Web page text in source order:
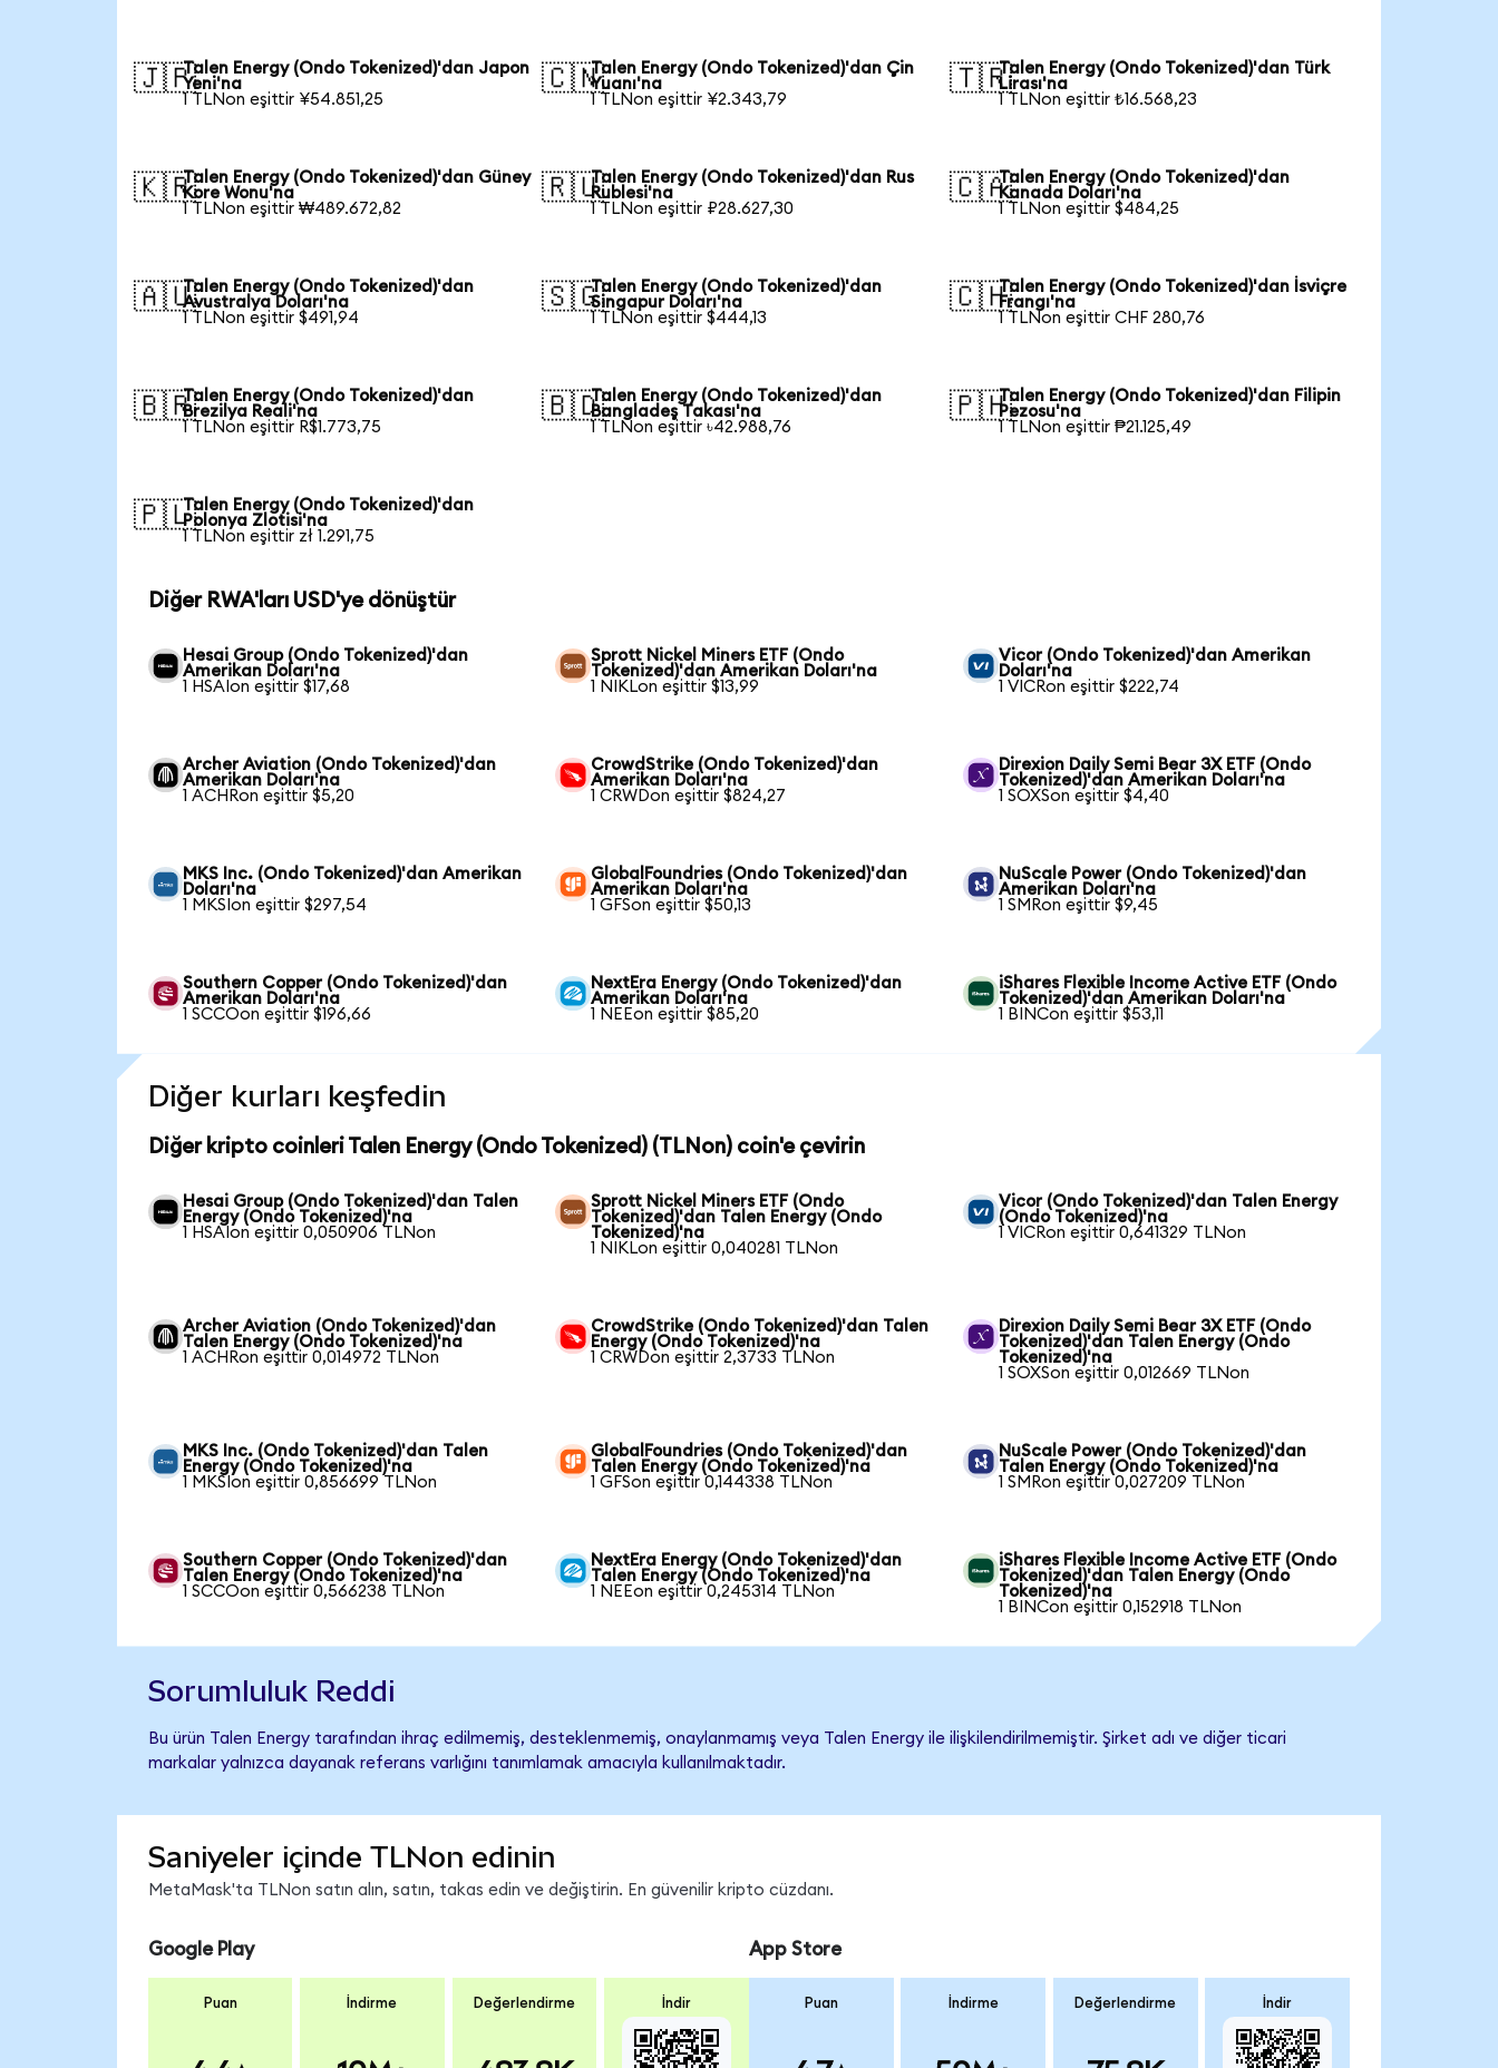
🇯🇵Talen Energy (Ondo Tokenized)'dan Japon
Yeni'na
1 TLNon eşittir ¥54.851,25
🇨🇳Talen Energy (Ondo Tokenized)'dan Çin
Yuanı'na
1 TLNon eşittir ¥2.343,79
🇹🇷Talen Energy (Ondo Tokenized)'dan Türk
Lirası'na
1 TLNon eşittir ₺16.568,23
🇰🇷Talen Energy (Ondo Tokenized)'dan Güney
Kore Wonu'na
1 TLNon eşittir ₩489.672,82
🇷🇺Talen Energy (Ondo Tokenized)'dan Rus
Rublesi'na
1 TLNon eşittir ₽28.627,30
🇨🇦Talen Energy (Ondo Tokenized)'dan
Kanada Doları'na
1 TLNon eşittir $484,25
🇦🇺Talen Energy (Ondo Tokenized)'dan
Avustralya Doları'na
1 TLNon eşittir $491,94
🇸🇬Talen Energy (Ondo Tokenized)'dan
Singapur Doları'na
1 TLNon eşittir $444,13
🇨🇭Talen Energy (Ondo Tokenized)'dan İsviçre
Frangı'na
1 TLNon eşittir CHF 280,76
🇧🇷Talen Energy (Ondo Tokenized)'dan
Brezilya Reali'na
1 TLNon eşittir R$1.773,75
🇧🇩Talen Energy (Ondo Tokenized)'dan
Bangladeş Takası'na
1 TLNon eşittir ৳42.988,76
🇵🇭Talen Energy (Ondo Tokenized)'dan Filipin
Pezosu'na
1 TLNon eşittir ₱21.125,49
🇵🇱Talen Energy (Ondo Tokenized)'dan
Polonya Zlotisi'na
1 TLNon eşittir zł 1.291,75
Diğer RWA'ları USD'ye dönüştür
Hesai Group (Ondo Tokenized)'dan
Amerikan Doları'na
1 HSAIon eşittir $17,68
Sprott Nickel Miners ETF (Ondo
Tokenized)'dan Amerikan Doları'na
1 NIKLon eşittir $13,99
Vicor (Ondo Tokenized)'dan Amerikan
Doları'na
1 VICRon eşittir $222,74
Archer Aviation (Ondo Tokenized)'dan
Amerikan Doları'na
1 ACHRon eşittir $5,20
CrowdStrike (Ondo Tokenized)'dan
Amerikan Doları'na
1 CRWDon eşittir $824,27
Direxion Daily Semi Bear 3X ETF (Ondo
Tokenized)'dan Amerikan Doları'na
1 SOXSon eşittir $4,40
MKS Inc. (Ondo Tokenized)'dan Amerikan
Doları'na
1 MKSIon eşittir $297,54
GlobalFoundries (Ondo Tokenized)'dan
Amerikan Doları'na
1 GFSon eşittir $50,13
NuScale Power (Ondo Tokenized)'dan
Amerikan Doları'na
1 SMRon eşittir $9,45
Southern Copper (Ondo Tokenized)'dan
Amerikan Doları'na
1 SCCOon eşittir $196,66
NextEra Energy (Ondo Tokenized)'dan
Amerikan Doları'na
1 NEEon eşittir $85,20
iShares Flexible Income Active ETF (Ondo
Tokenized)'dan Amerikan Doları'na
1 BINCon eşittir $53,11
Diğer kurları keşfedin
Diğer kripto coinleri Talen Energy (Ondo Tokenized) (TLNon) coin'e çevirin
Hesai Group (Ondo Tokenized)'dan Talen
Energy (Ondo Tokenized)'na
1 HSAIon eşittir 0,050906 TLNon
Sprott Nickel Miners ETF (Ondo
Tokenized)'dan Talen Energy (Ondo
Tokenized)'na
1 NIKLon eşittir 0,040281 TLNon
Vicor (Ondo Tokenized)'dan Talen Energy
(Ondo Tokenized)'na
1 VICRon eşittir 0,641329 TLNon
Archer Aviation (Ondo Tokenized)'dan
Talen Energy (Ondo Tokenized)'na
1 ACHRon eşittir 0,014972 TLNon
CrowdStrike (Ondo Tokenized)'dan Talen
Energy (Ondo Tokenized)'na
1 CRWDon eşittir 2,3733 TLNon
Direxion Daily Semi Bear 3X ETF (Ondo
Tokenized)'dan Talen Energy (Ondo
Tokenized)'na
1 SOXSon eşittir 0,012669 TLNon
MKS Inc. (Ondo Tokenized)'dan Talen
Energy (Ondo Tokenized)'na
1 MKSIon eşittir 0,856699 TLNon
GlobalFoundries (Ondo Tokenized)'dan
Talen Energy (Ondo Tokenized)'na
1 GFSon eşittir 0,144338 TLNon
NuScale Power (Ondo Tokenized)'dan
Talen Energy (Ondo Tokenized)'na
1 SMRon eşittir 0,027209 TLNon
Southern Copper (Ondo Tokenized)'dan
Talen Energy (Ondo Tokenized)'na
1 SCCOon eşittir 0,566238 TLNon
NextEra Energy (Ondo Tokenized)'dan
Talen Energy (Ondo Tokenized)'na
1 NEEon eşittir 0,245314 TLNon
iShares Flexible Income Active ETF (Ondo
Tokenized)'dan Talen Energy (Ondo
Tokenized)'na
1 BINCon eşittir 0,152918 TLNon
Sorumluluk Reddi
Bu ürün Talen Energy tarafından ihraç edilmemiş, desteklenmemiş, onaylanmamış veya Talen Energy ile ilişkilendirilmemiştir. Şirket adı ve diğer ticari
markalar yalnızca dayanak referans varlığını tanımlamak amacıyla kullanılmaktadır.
Saniyeler içinde TLNon edinin
MetaMask'ta TLNon satın alın, satın, takas edin ve değiştirin. En güvenilir kripto cüzdanı.
Google Play
Puan İndirme Değerlendirme İndir
App Store
Puan İndirme Değerlendirme İndir